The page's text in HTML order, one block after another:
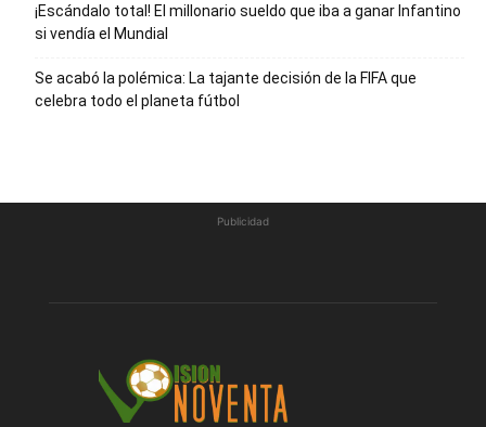
¡Escándalo total! El millonario sueldo que iba a ganar Infantino
si vendía el Mundial
Se acabó la polémica: La tajante decisión de la FIFA que
celebra todo el planeta fútbol
Publicidad